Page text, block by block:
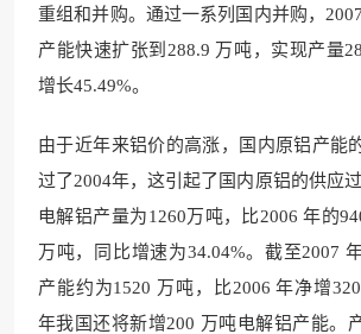
重组和并购。通过一系列国内并购，
产能快速扩张到288.9 万吨，实现产量
增长45.49%。
由于近年来铝价的高涨，国内原铝产能
过了2004年，这引起了国内原铝的供应
电解铝产量为1260万吨，比2006 年的
万吨，同比增速为34.04%。截至2007
产能约为1520 万吨，比2006 年净增
年我国还将新增200 万吨电解铝产能。